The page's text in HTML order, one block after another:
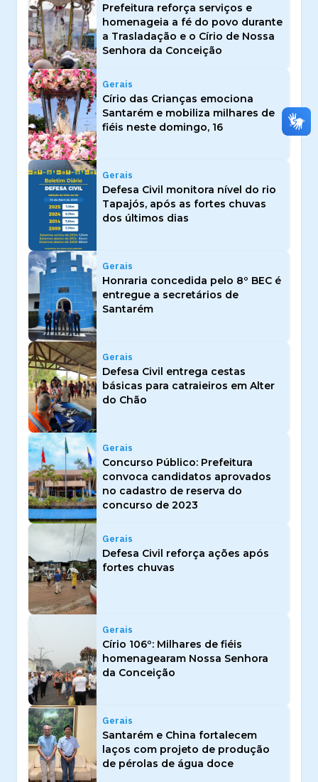
Prefeitura reforça serviços e
homenageia a fé do povo durante
a Trasladação e o Círio de Nossa
Senhora da Conceição
Gerais
Círio das Crianças emociona
Santarém e mobiliza milhares de
fiéis neste domingo, 16
Gerais
Defesa Civil monitora nível do rio
Tapajós, após as fortes chuvas
dos últimos dias
Gerais
Honraria concedida pelo 8º BEC é
entregue a secretários de
Santarém
Gerais
Defesa Civil entrega cestas
básicas para catraieiros em Alter
do Chão
Gerais
Concurso Público: Prefeitura
convoca candidatos aprovados
no cadastro de reserva do
concurso de 2023
Gerais
Defesa Civil reforça ações após
fortes chuvas
Gerais
Círio 106º: Milhares de fiéis
homenagearam Nossa Senhora
da Conceição
Gerais
Santarém e China fortalecem
laços com projeto de produção
de pérolas de água doce